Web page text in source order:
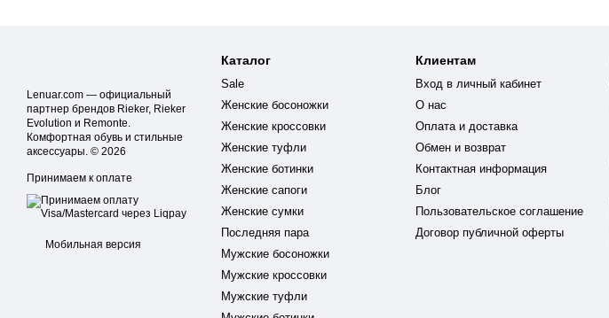
Lenuar.com — официальный
партнер брендов Rieker, Rieker
Evolution и Remonte.
Комфортная обувь и стильные
аксессуары. © 2026
Принимаем к оплате
Мобильная версия
Каталог
Sale
Женские босоножки
Женские кроссовки
Женские туфли
Женские ботинки
Женские сапоги
Женские сумки
Последняя пара
Мужские босоножки
Мужские кроссовки
Мужские туфли
Клиентам
Вход в личный кабинет
О нас
Оплата и доставка
Обмен и возврат
Контактная информация
Блог
Пользовательское соглашение
Договор публичной оферты